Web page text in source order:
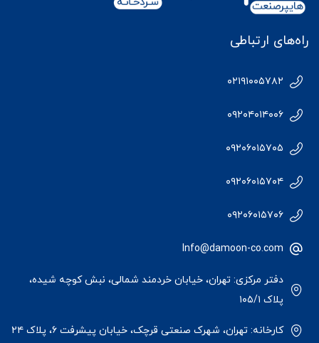
راه‌های ارتباطی
۰۲۱۹۱۰۰۵۷۸۲
۰۹۲۰۴۰۱۴۰۰۶
۰۹۲۰۶۰۱۵۷۰۵
۰۹۲۰۶۰۱۵۷۰۴
۰۹۲۰۶۰۱۵۷۰۶
Info@damoon-co.com
دفتر مرکزی: تهران، خیابان خردمند شمالی، نبش کوچه شیده،
پلاک ۱۰۵/۱
کارخانه: تهران، شهرک صنعتی قرچک، خیابان پیشرفت ۶، پلاک ۲۴